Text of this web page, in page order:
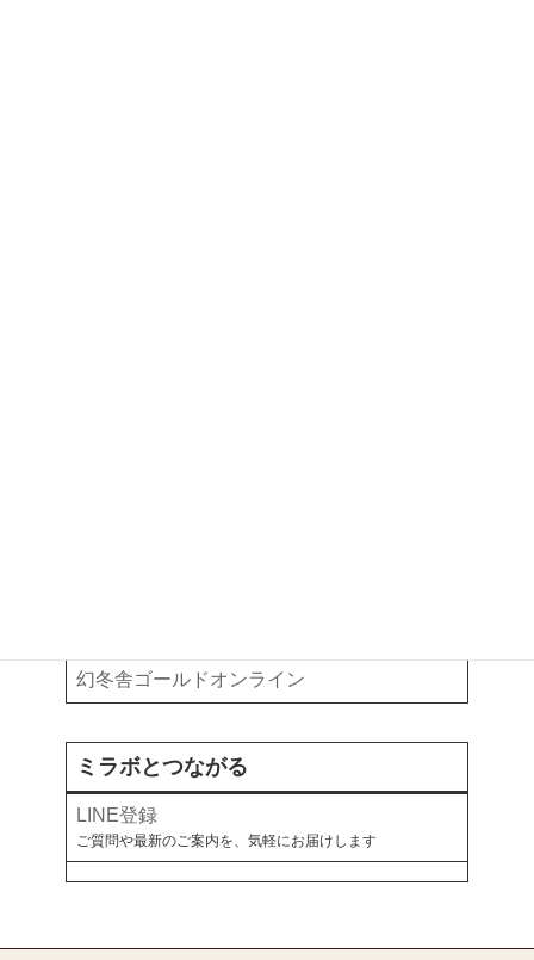
幻冬舎ゴールドオンライン
ミラボとつながる
LINE登録
ご質問や最新のご案内を、気軽にお届けします